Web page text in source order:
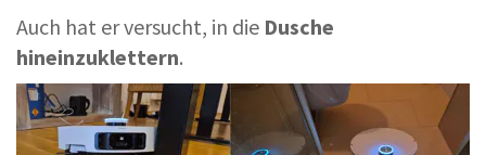
Auch hat er versucht, in die Dusche
hineinzuklettern.